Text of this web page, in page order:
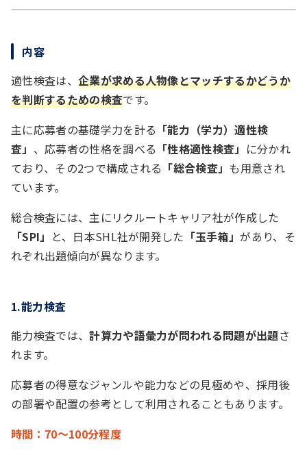
内容
適性検査は、 企業が求める人物像とマッチするかどうか
を判断するための検査です。
主に応募者の基礎学力を計る 「能力（学力）適性検
査」 、応募者の性格を調べる 「性格適性検査」 に分かれ
ており、その2つで構成される 「総合検査」 も用意され
ています。
総合検査には、主にリクルートキャリア社が作成した
「SPI」 と、日本SHL社が開発した 「玉手箱」があり、そ
れぞれ出題傾向が異なります。
1.能力検査
能力検査では、計算力や語彙力が問われる問題が出題さ
れます。
応募者の得意なジャンルや能力などの見極めや、採用後
の部署や配置の参考として利用されることもあります。
時間：70～100分程度